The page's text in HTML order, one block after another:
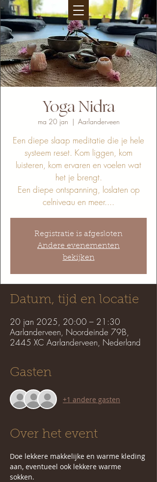
Yoga Nidra
ma 20 jan
  |
Aarlanderveen
Een diepe slaap meditatie die je hele
systeem reset. Kom liggen, kom
luisteren, kom ervaren en voelen wat
het je brengt.
Een diepe ontspanning, loslaten op
celniveau en meer....
Registratie is afgesloten
Andere evenementen
bekijken
Datum, tijd en locatie
20 jan 2025, 20:00 – 21:30
Aarlanderveen, Noordeinde 79B,
2445 XC Aarlanderveen, Nederland
Gasten
+1 andere gasten
Over het event
Doe lekkere makkelijke en warme kleding
aan, eventueel ook lekkere warme
sokken.